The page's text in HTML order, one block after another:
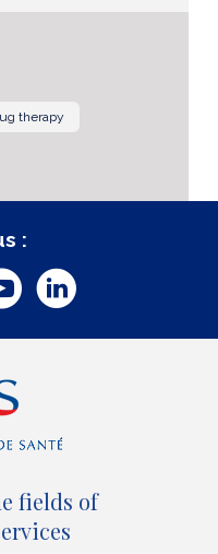
therapy
:
Y
u
b
e
L
d
fields of